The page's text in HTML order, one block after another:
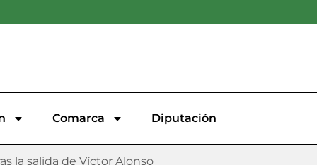
Comarca Diputación
la salida de Víctor Alonso
la Plataforma Oficial contra